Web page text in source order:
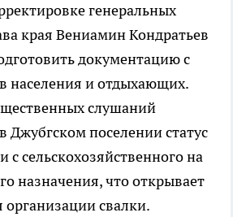
генеральных
края Вениамин Кондратьев
документацию с
населения и отдыхающих.
слушаний
Джубгском поселении статус
с сельскохозяйственного на
назначения, что открывает
свалки.